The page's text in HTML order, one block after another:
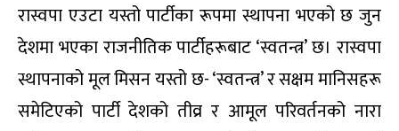
रास्वपा एउटा यस्तो पार्टीका रूपमा स्थापना भएको छ जुन
देशमा भएका राजनीतिक पार्टीहरूबाट ‘स्वतन्त्र’ छ। रास्वपा
स्थापनाको मूल मिसन यस्तो छ- ‘स्वतन्त्र’ र सक्षम मानिसहरू
समेटिएको पार्टी देशको तीव्र र आमूल परिवर्तनको नारा